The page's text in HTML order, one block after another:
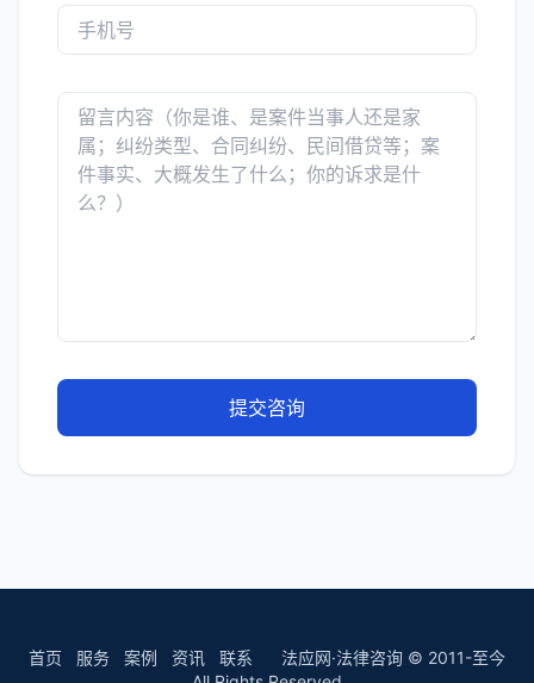
提交咨询
首页 服务 案例 资讯 联系 法应网·法律咨询 © 2011-至今